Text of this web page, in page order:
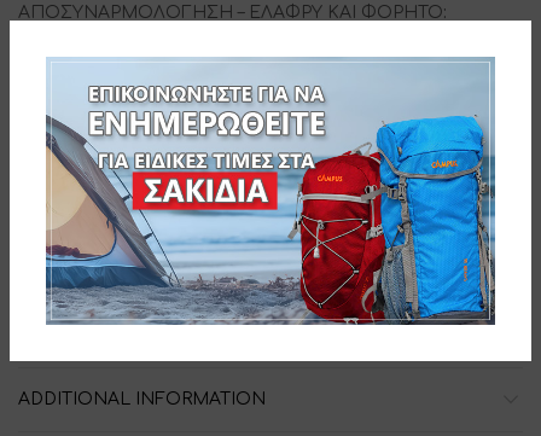
ΑΠΟΣΥΝΑΡΜΟΛΟΓΗΣΗ – ΕΛΑΦΡΥ ΚΑΙ ΦΟΡΗΤΟ:
ΔΡΑΣΤΗΡΙΟΤΗΤΕΣ – ΔΥΟ ΠΟΡΤΕΣ ΜΕ ΚΟΥΝΟΥΠΙΕΡΕΣ
ΚΑΙ ΦΕΡΜΟΥΑΡ – ΔΥΟ ΠΑΡΑΘΥΡΑ ΜΕ ΚΟΥΝΟΥΠΙΕΡΕΣ
ΚΑΙ ΦΕΡΜΟΥΑΡ – ΥΦΑΣΜΑ ΕΞΩΤΕΡΙΚΟ POLYESTER 190T
ΜΕ ΕΣΩΤΕΡΙΚΗ ΑΝΤΙΗΛΙΑΚΗ ΕΠΙΣΤΡΩΣΗ – ΥΦΑΣΜΑ
ΕΣΩΤΕΡΙΚΟ POLYESTER ΔΙΑΠΝΕΟΝ – ΡΑΦΕΣ ΜΕ
ΘΕΡΜΟΚΟΛΛΗΣΗ – ΑΔΙΑΒΡΟΧΟΠΟΙΗΣΗ: 1000mm – 2
ΜΠΑΝΕΛΕΣ FIBERGLASS 6mm – ΔΙΑΣΤΑΣΕΙΣ:
200x180x120cm – ΔΙΑΣΤΑΣΕΙΣ ΣΥΣΚΕΥΑΣΙΑΣ: Ø 68 cm –
ΒΑΡΟΣ 2110gr – ΠΑΤΩΜΑ: PE 110gr/m2-Τ/K:10 –
Barcode: 5203464031374
ADDITIONAL INFORMATION